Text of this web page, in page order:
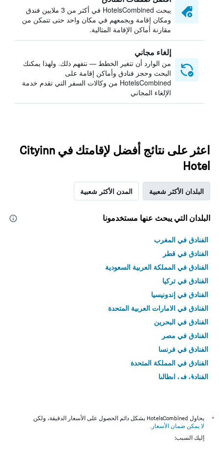
يبحث HotelsCombined في أكثر من 3 ملايين فندق
ومكان إقامة ويجمعهم في مكان واحد حتى تتمكن من
مقارنة أماكن الإقامة المثالية.
إلغاء مجاني
من الوارد أن تتغير الخطط — نتفهم ذلك. ولهذا يمكنك
البحث وحجز فنادق وأماكن إقامة على
HotelsCombined من وكالات السفر التي تقدم خدمة
الإلغاء المجاني
اعثر على نتائج أفضل لإقامتك في Cityinn
Hotel
البلدان الأكثر شعبية المدن الأكثر شعبية
البلدان التي يبحث عنها مستخدمونا
الفنادق في المغرب
الفنادق في قطر
الفنادق في المملكة العربية السعودية
الفنادق في تركيا
الفنادق في إندونيسيا
الفنادق في الامارات العربية المتحدة
الفنادق في البحرين
الفنادق في مصر
الفنادق في فرنسا
الفنادق في المملكة المتحدة
الفنادق في إيطاليا
*
يحاول HotelsCombined بشكل دائم الحصول على الأسعار الدقيقة، ولكن
لا يمكن ضمان الأسعار .
إليك السبب: